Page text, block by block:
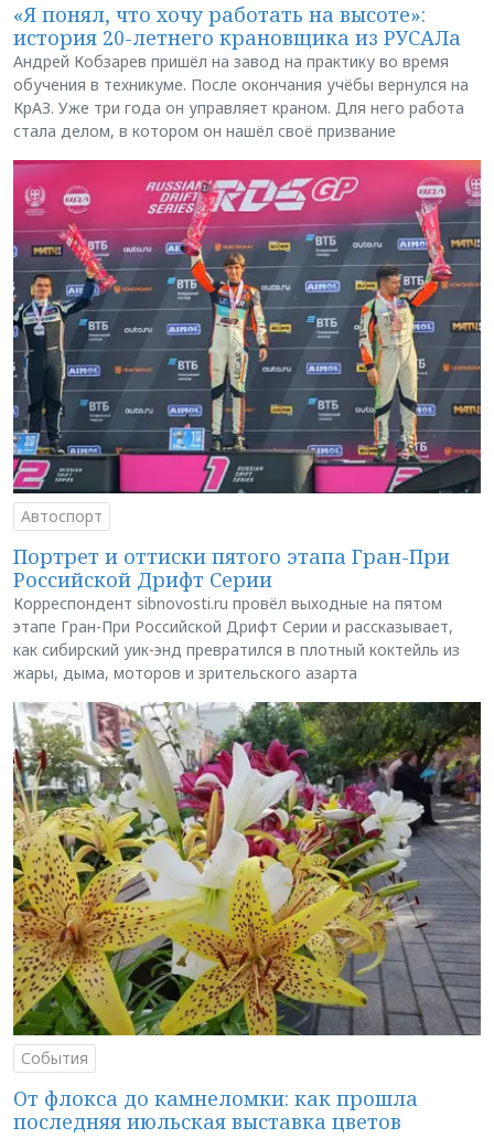
«Я понял, что хочу работать на высоте»:
история 20-летнего крановщика из РУСАЛа
Андрей Кобзарев пришёл на завод на практику во время
обучения в техникуме. После окончания учёбы вернулся на
КрАЗ. Уже три года он управляет краном. Для него работа
стала делом, в котором он нашёл своё призвание
Автоспорт
Портрет и оттиски пятого этапа Гран-При
Российской Дрифт Серии
Корреспондент sibnovosti.ru провёл выходные на пятом
этапе Гран-При Российской Дрифт Серии и рассказывает,
как сибирский уик-энд превратился в плотный коктейль из
жары, дыма, моторов и зрительского азарта
События
От флокса до камнеломки: как прошла
последняя июльская выставка цветов